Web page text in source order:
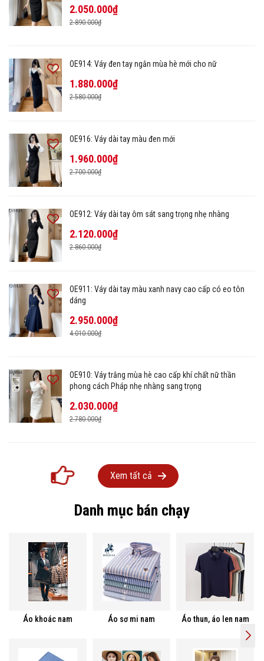
2.050.000₫
2.890.000₫
OE914: Váy đen tay ngắn mùa hè mới cho nữ
1.880.000₫
2.580.000₫
OE916: Váy dài tay màu đen mới
1.960.000₫
2.700.000₫
OE912: Váy dài tay ôm sát sang trọng nhẹ nhàng
2.120.000₫
2.860.000₫
OE911: Váy dài tay màu xanh navy cao cấp có eo tôn
dáng
2.950.000₫
4.010.000₫
OE910: Váy trắng mùa hè cao cấp khí chất nữ thần
phong cách Pháp nhẹ nhàng sang trọng
2.030.000₫
2.780.000₫
Xem tất cả
Danh mục bán chạy
Áo khoác nam Áo sơ mi nam Áo thun, áo len nam